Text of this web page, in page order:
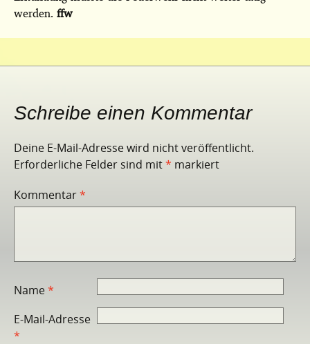
werden. ffw
Schreibe einen Kommentar
Deine E-Mail-Adresse wird nicht veröffentlicht.
Erforderliche Felder sind mit* markiert
Kommentar*
Name*
E-Mail-Adresse
*